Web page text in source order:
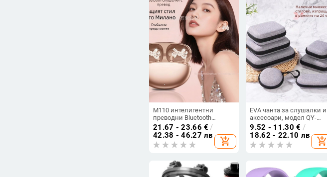
M110 интелигентни
преводни Bluetooth
слушалки с клип за ухо и
диамантено копче — лукс
и спортен стил, DIY
аксесоари
21.67 - 23.66 € /
42.38 - 46.27 лв
add_shopping_cart
EVA чанта за слушалки и
аксесоари, модел QY-
100023, изработка: горещо
пресоване и шиене,
носещ капацитет 5,
предназначена за
диск
9.52 - 11.30 € /
18.62 - 22.10 лв
add_shopping_cart